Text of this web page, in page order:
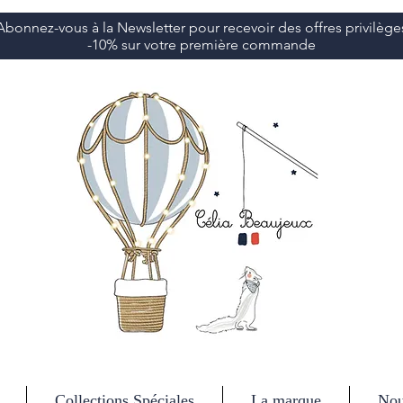
vous à la Newsletter pour recevoir des offres
-10% sur votre première commande